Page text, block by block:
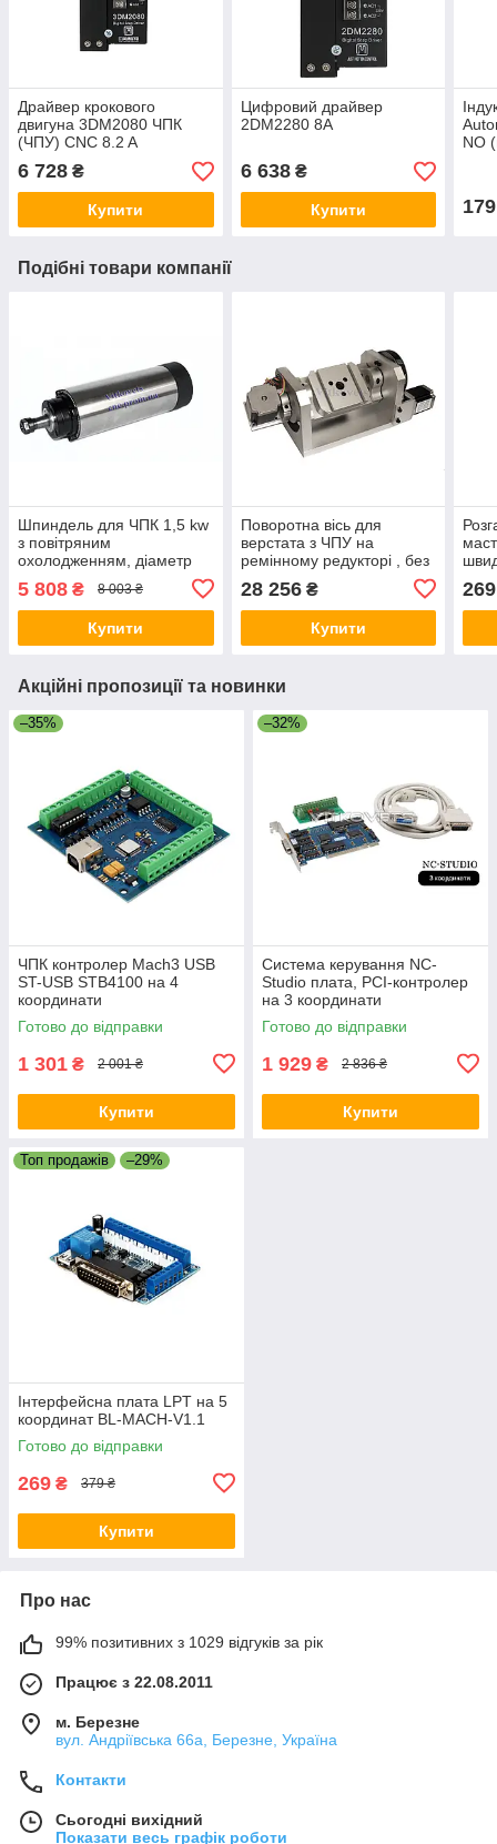
Драйвер крокового
двигуна 3DМ2080 ЧПК
(ЧПУ) CNC 8.2 A
6 728 ₴
Купити
Цифровий драйвер
2DM2280 8А
6 638₴
Купити
NO
179
Подібні товари компанії
Шпиндель для ЧПК 1,5 kw
з повітряним
охолодженням, діаметр
5 808 ₴ 8 003 ₴
Купити
Поворотна вісь для
верстата з ЧПУ на
ремінному редукторі , без
патрона, редукція 4 - тая
8:1, 5-та 6:1
28 256₴
Купити
269
Акційні пропозиції та новинки
–35%
ЧПК контролер Mach3 USB
ST-USB STB4100 на 4
координати
Готово до відправки
1 301 ₴ 2 001 ₴
Купити
–32%
Система керування NC-
Studio плата, PCI-контролер
на 3 координати
Готово до відправки
1 929 ₴ 2 836 ₴
Купити
Топ продажів –29%
Інтерфейсна плата LPT на 5
координат BL-MACH-V1.1
Готово до відправки
269 ₴ 379 ₴
Купити
Про нас
99% позитивних з 1029 відгуків за рік
Працює з 22.08.2011
м. Березне
вул. Андріївська 66а, Березне, Україна
Контакти
Сьогодні вихідний
Показати весь графік роботи